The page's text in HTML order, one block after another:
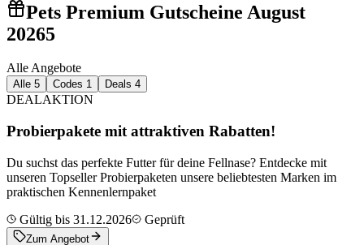
Pets Premium Gutscheine August
20265
Alle Angebote
Alle 5 Codes 1 Deals 4
DEALAKTION
Probierpakete mit attraktiven Rabatten!
Du suchst das perfekte Futter für deine Fellnase? Entdecke mit
unseren Topseller Probierpaketen unsere beliebtesten Marken im
praktischen Kennenlernpaket
Gültig bis 31.12.2026
Geprüft
Zum Angebot